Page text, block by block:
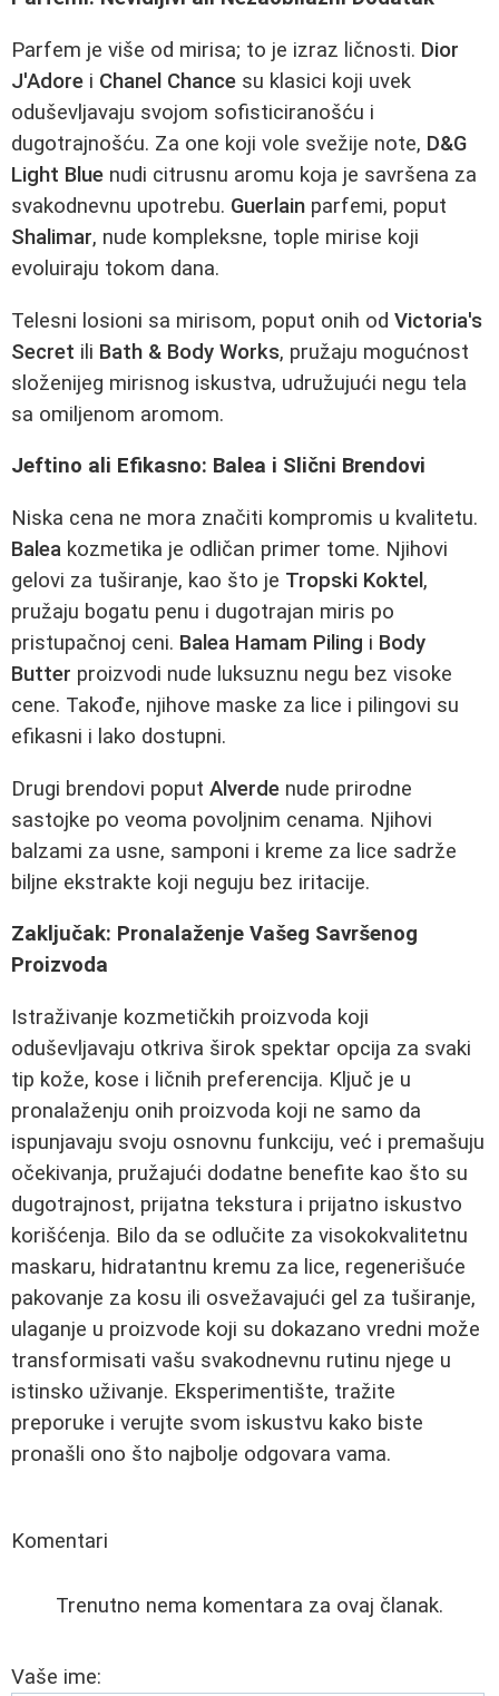
Parfem je više od mirisa; to je izraz ličnosti. Dior
J'Adore i Chanel Chance su klasici koji uvek
oduševljavaju svojom sofisticiranošću i
dugotrajnošću. Za one koji vole svežije note, D&G
Light Blue nudi citrusnu aromu koja je savršena za
svakodnevnu upotrebu. Guerlain parfemi, poput
Shalimar, nude kompleksne, tople mirise koji
evoluiraju tokom dana.
Telesni losioni sa mirisom, poput onih od Victoria's
Secret ili Bath & Body Works, pružaju mogućnost
složenijeg mirisnog iskustva, udružujući negu tela
sa omiljenom aromom.
Jeftino ali Efikasno: Balea i Slični Brendovi
Niska cena ne mora značiti kompromis u kvalitetu.
Balea kozmetika je odličan primer tome. Njihovi
gelovi za tuširanje, kao što je Tropski Koktel ,
pružaju bogatu penu i dugotrajan miris po
pristupačnoj ceni. Balea Hamam Piling i Body
Butter proizvodi nude luksuznu negu bez visoke
cene. Takođe, njihove maske za lice i pilingovi su
efikasni i lako dostupni.
Drugi brendovi poput Alverde nude prirodne
sastojke po veoma povoljnim cenama. Njihovi
balzami za usne, samponi i kreme za lice sadrže
biljne ekstrakte koji neguju bez iritacije.
Zaključak: Pronalaženje Vašeg Savršenog
Proizvoda
Istraživanje kozmetičkih proizvoda koji
oduševljavaju otkriva širok spektar opcija za svaki
tip kože, kose i ličnih preferencija. Ključ je u
pronalaženju onih proizvoda koji ne samo da
ispunjavaju svoju osnovnu funkciju, već i premašuju
očekivanja, pružajući dodatne benefite kao što su
dugotrajnost, prijatna tekstura i prijatno iskustvo
korišćenja. Bilo da se odlučite za visokokvalitetnu
maskaru, hidratantnu kremu za lice, regenerišuće
pakovanje za kosu ili osvežavajući gel za tuširanje,
ulaganje u proizvode koji su dokazano vredni može
transformisati vašu svakodnevnu rutinu njege u
istinsko uživanje. Eksperimentište, tražite
preporuke i verujte svom iskustvu kako biste
pronašli ono što najbolje odgovara vama.
Komentari
Trenutno nema komentara za ovaj članak.
Vaše ime: